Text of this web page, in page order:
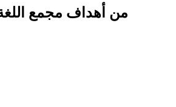
من أهداف مجمع اللغة